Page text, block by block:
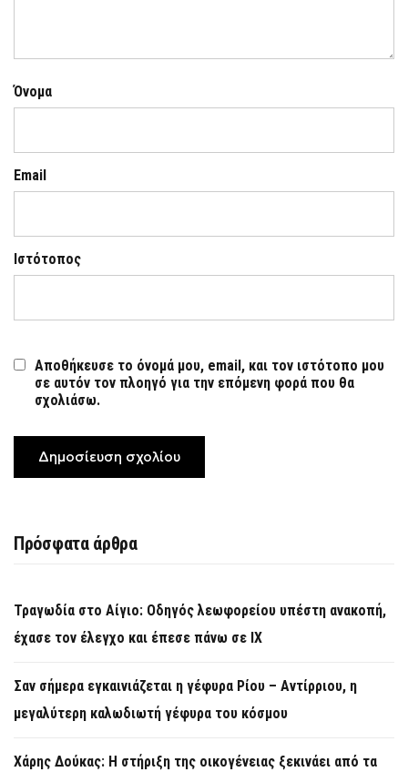
Όνομα
Email
Ιστότοπος
Αποθήκευσε το όνομά μου, email, και τον ιστότοπο μου
σε αυτόν τον πλοηγό για την επόμενη φορά που θα
σχολιάσω.
Πρόσφατα άρθρα
Τραγωδία στο Αίγιο: Οδηγός λεωφορείου υπέστη ανακοπή,
έχασε τον έλεγχο και έπεσε πάνω σε ΙΧ
Σαν σήμερα εγκαινιάζεται η γέφυρα Ρίου – Αντίρριου, η
μεγαλύτερη καλωδιωτή γέφυρα του κόσμου
Χάρης Δούκας: Η στήριξη της οικογένειας ξεκινάει από τα